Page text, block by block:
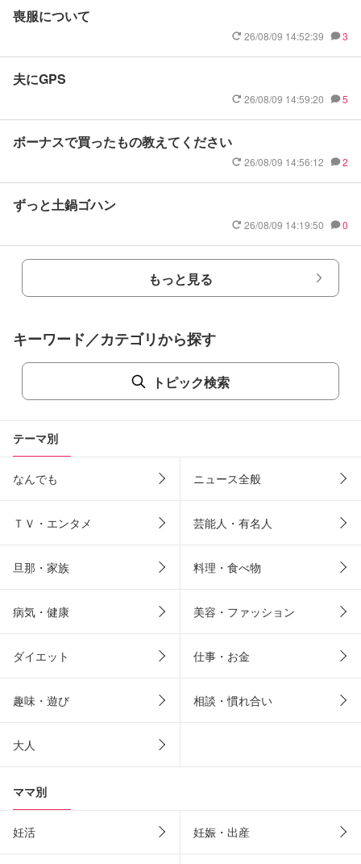
喪服について
26/08/09 14:52:39 3
夫にGPS
26/08/09 14:59:20 5
ボーナスで買ったもの教えてください
26/08/09 14:56:12 2
ずっと土鍋ゴハン
26/08/09 14:19:50 0
もっと見る
キーワード／カテゴリから探す
トピック検索
テーマ別
なんでも ニュース全般
ＴＶ・エンタメ 芸能人・有名人
旦那・家族 料理・食べ物
病気・健康 美容・ファッション
ダイエット 仕事・お金
趣味・遊び 相談・慣れ合い
大人
ママ別
妊活 妊娠・出産